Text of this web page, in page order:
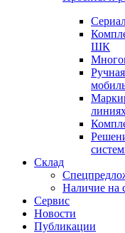
ШК
Склад
Наличие на
Сервис
Новости
Публикации